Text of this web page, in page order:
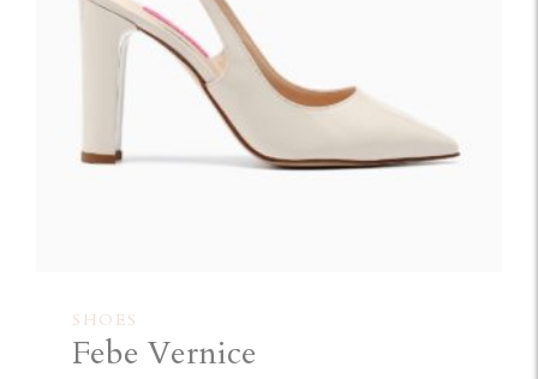
SHOES
Febe Vernice